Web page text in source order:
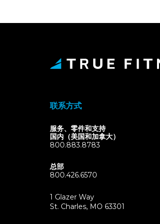
联系方式
服务、零件和支持
国内（美国和加拿大）
800.883.8783
总部
800.426.6570
1 Glazer Way
St. Charles, MO 63301